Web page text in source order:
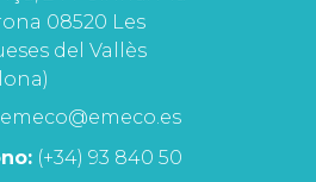
08520 Les
del Vallès
(+34) 93 840 50